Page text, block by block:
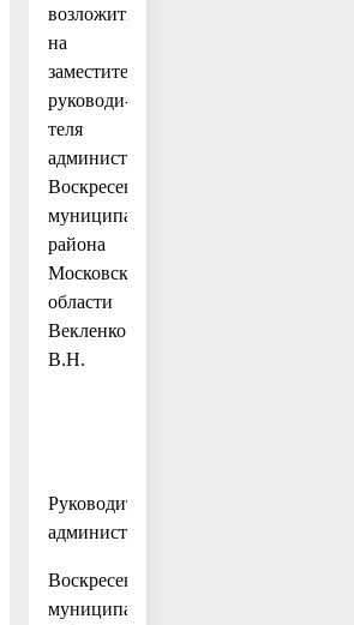
возложить
на
заместителя
руководи-
теля
администрации
Воскресенского
муниципального
района
Московской
области
Векленко
В.Н.
Руководитель
администрации
Воскресенского
муниципального